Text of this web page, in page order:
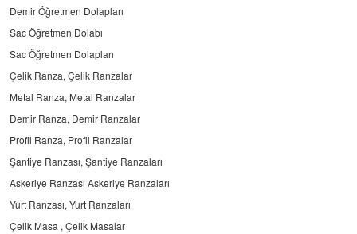
Demir Öğretmen Dolapları
Sac Öğretmen Dolabı
Sac Öğretmen Dolapları
Çelik Ranza, Çelik Ranzalar
Metal Ranza, Metal Ranzalar
Demir Ranza, Demir Ranzalar
Profil Ranza, Profil Ranzalar
Şantiye Ranzası, Şantiye Ranzaları
Askeriye Ranzası Askeriye Ranzaları
Yurt Ranzası, Yurt Ranzaları
Çelik Masa , Çelik Masalar